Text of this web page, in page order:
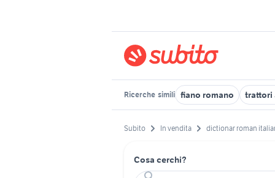
Ricerche simili fiano romano trattori
Subito In vendita dictionar roman
Cosa cerchi?